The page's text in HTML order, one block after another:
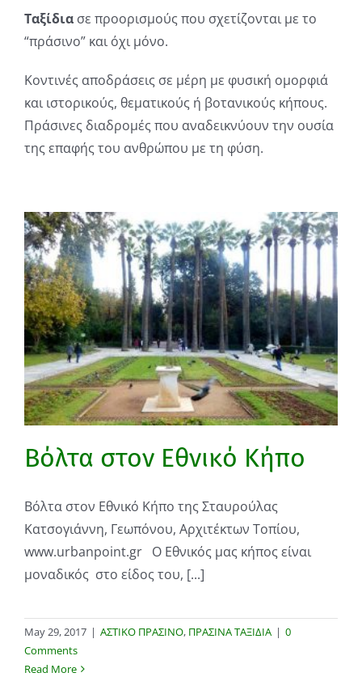
Ταξίδια σε προορισμούς που σχετίζονται με το
“πράσινο” και όχι μόνο.
Κοντινές αποδράσεις σε μέρη με φυσική ομορφιά
και ιστορικούς, θεματικούς ή βοτανικούς κήπους.
Πράσινες διαδρομές που αναδεικνύουν την ουσία
της επαφής του ανθρώπου με τη φύση.
Βόλτα στον Εθνικό Κήπο
Βόλτα στον Εθνικό Κήπο της Σταυρούλας
Κατσογιάννη, Γεωπόνου, Αρχιτέκτων Τοπίου,
www.urbanpoint.gr Ο Εθνικός μας κήπος είναι
μοναδικός στο είδος του, [...]
May 29, 2017 | ΑΣΤΙΚΟ ΠΡΑΣΙΝΟ, ΠΡΑΣΙΝΑ ΤΑΞΙΔΙΑ | 0
Comments
Read More